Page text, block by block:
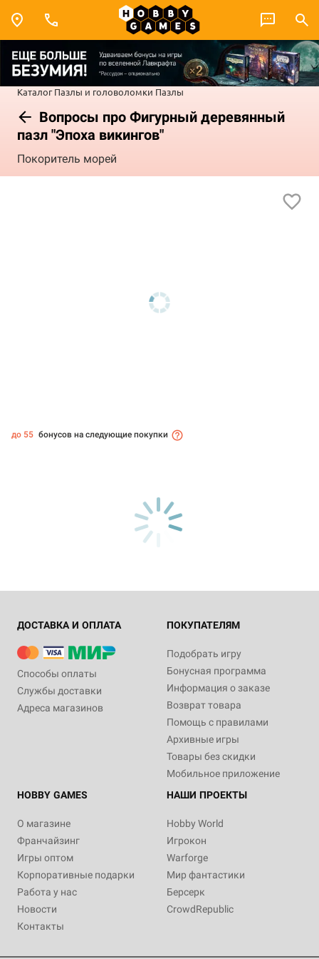
Каталог Пазлы и головоломки Пазлы
Вопросы про Фигурный деревянный
пазл "Эпоха викингов"
Покоритель морей
до 55 бонусов на следующие покупки
ДОСТАВКА И ОПЛАТА
Способы оплаты
Службы доставки
Адреса магазинов
ПОКУПАТЕЛЯМ
Подобрать игру
Бонусная программа
Информация о заказе
Возврат товара
Помощь с правилами
Архивные игры
Товары без скидки
Мобильное приложение
HOBBY GAMES
О магазине
Франчайзинг
Игры оптом
Корпоративные подарки
Работа у нас
Новости
Контакты
НАШИ ПРОЕКТЫ
Hobby World
Игрокон
Warforge
Мир фантастики
Берсерк
CrowdRepublic